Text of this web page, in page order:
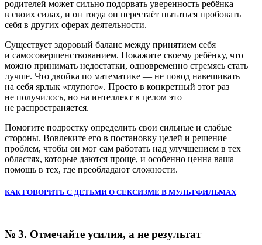
родителей может сильно подорвать уверенность ребёнка
в своих силах, и он тогда он перестаёт пытаться пробовать
себя в других сферах деятельности.
Существует здоровый баланс между принятием себя
и самосовершенствованием. Покажите своему ребёнку, что
можно принимать недостатки, одновременно стремясь стать
лучше. Что двойка по математике — не повод навешивать
на себя ярлык «глупого». Просто в конкретный этот раз
не получилось, но на интеллект в целом это
не распространяется.
Помогите подростку определить свои сильные и слабые
стороны. Вовлеките его в постановку целей и решение
проблем, чтобы он мог сам работать над улучшением в тех
областях, которые даются проще, и особенно ценна ваша
помощь в тех, где преобладают сложности.
КАК ГОВОРИТЬ С ДЕТЬМИ О СЕКСИЗМЕ В МУЛЬТФИЛЬМАХ
№ 3. Отмечайте усилия, а не результат